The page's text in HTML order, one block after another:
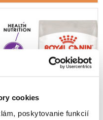
cookies
poskytovanie funkcií